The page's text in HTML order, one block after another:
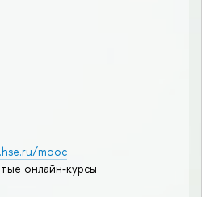
mooc
онлайн-курсы